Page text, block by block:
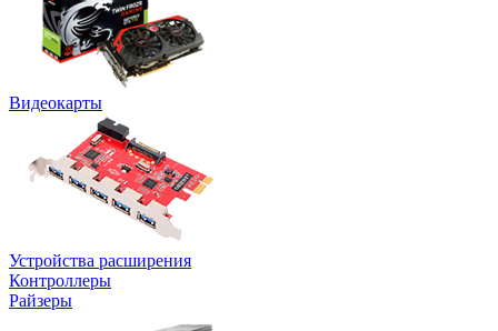
Видеокарты
Устройства расширения
Контроллеры
Райзеры